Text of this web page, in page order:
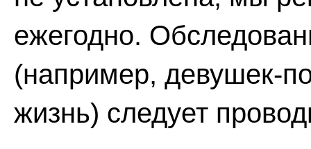
ежегодно.
(например, девушек-
жизнь) следует